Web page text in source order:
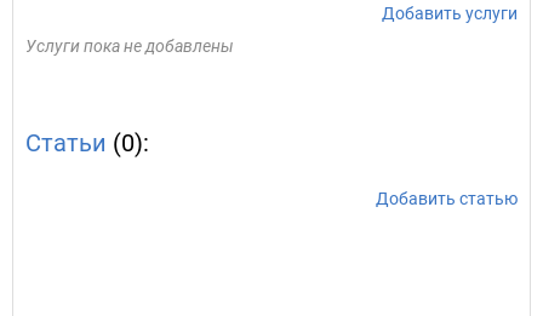
Добавить услуги
Услуги пока не добавлены
Статьи (0):
Добавить статью